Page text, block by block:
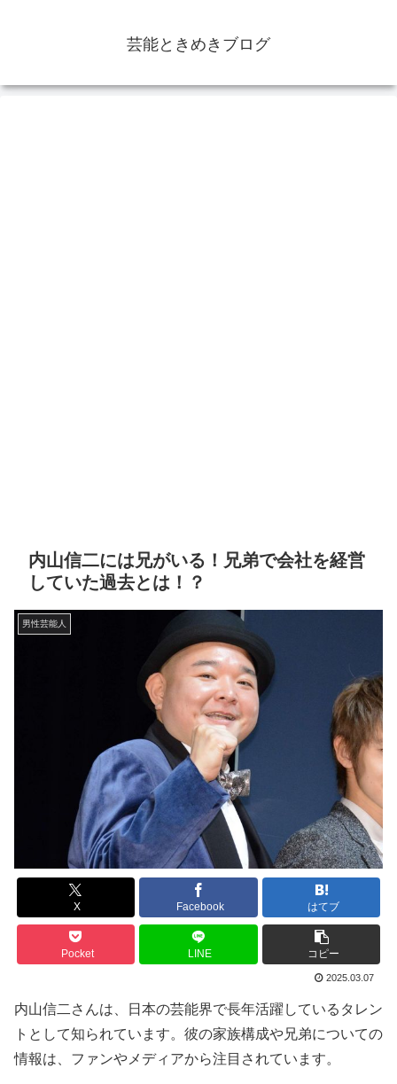
芸能ときめきブログ
内山信二には兄がいる！兄弟で会社を経営
していた過去とは！？
男性芸能人
X Facebook はてブ
Pocket LINE コピー
2025.03.07
内山信二さんは、日本の芸能界で長年活躍しているタレン
トとして知られています。 彼の家族構成や兄弟についての
情報は、ファンやメディアから注目されています。